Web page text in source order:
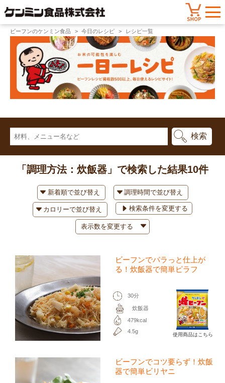
ビーフンのケンミン食品 今日のレシピ レシピ一覧
「調理方法：炊飯器」で検索した結果10件
検索条件を変更する
ビーフンでパラっと仕上が
る！炊飯器で簡単ピラフ
30分
炊飯器
479kcal
4.5g
使用商品はこちら
ビーフンでコツ要らず！炊飯
器で簡単ビリヤニ